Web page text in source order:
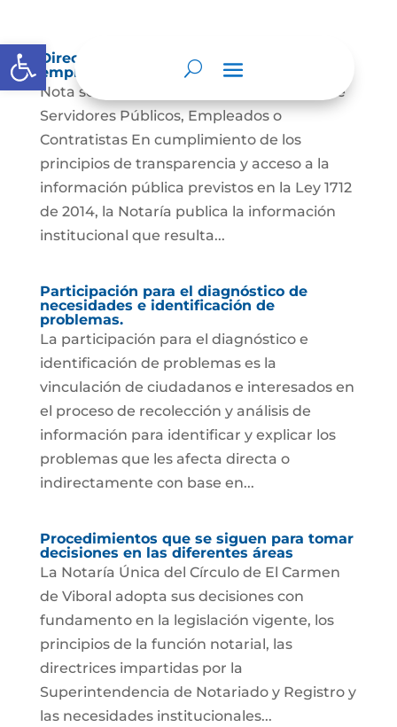
Abrir barra de herramientas
Directorio de servidores públicos,
empleados y contratistas.
Nota sobre la publicación del Directorio de
Servidores Públicos, Empleados o
Contratistas En cumplimiento de los
principios de transparencia y acceso a la
información pública previstos en la Ley 1712
de 2014, la Notaría publica la información
institucional que resulta...
Participación para el diagnóstico de
necesidades e identificación de
problemas.
La participación para el diagnóstico e
identificación de problemas es la
vinculación de ciudadanos e interesados en
el proceso de recolección y análisis de
información para identificar y explicar los
problemas que les afecta directa o
indirectamente con base en...
Procedimientos que se siguen para tomar
decisiones en las diferentes áreas
La Notaría Única del Círculo de El Carmen
de Viboral adopta sus decisiones con
fundamento en la legislación vigente, los
principios de la función notarial, las
directrices impartidas por la
Superintendencia de Notariado y Registro y
las necesidades institucionales...